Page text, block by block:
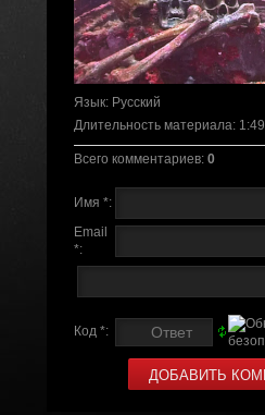
Язык: Русский
Длительность материала: 1:49
Всего комментариев: 0
Имя *:
Email
*:
Код *: